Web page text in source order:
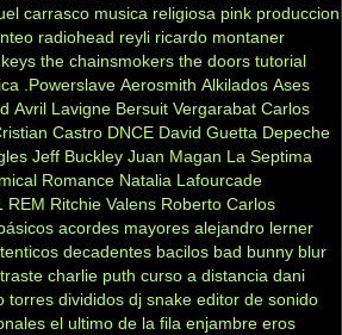
carrasco musica religiosa pink produccion
radiohead reyli ricardo montaner
the chainsmokers the doors tutorial
.Powerslave Aerosmith Alkilados Ases
Avril Lavigne Bersuit Vergarabat Carlos
Castro DNCE David Guetta Depeche
Jeff Buckley Juan Magan La Septima
Romance Natalia Lafourcade
REM Ritchie Valens Roberto Carlos
acordes mayores alejandro lerner
decadentes bacilos bad bunny blur
charlie puth curso a distancia dani
torres divididos dj snake editor de sonido
el ultimo de la fila enjambre eros